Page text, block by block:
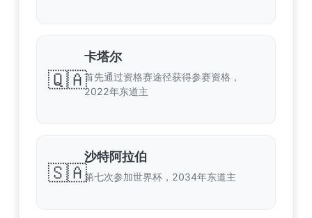
🇶🇦
卡塔尔
首先通过资格赛途径获得参赛资格，
2022年东道主
🇸🇦
沙特阿拉伯
第七次参加世界杯，2034年东道主